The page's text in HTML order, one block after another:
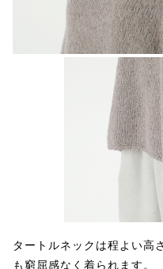
タートルネックは程よい高
も窮屈感なく着られます。